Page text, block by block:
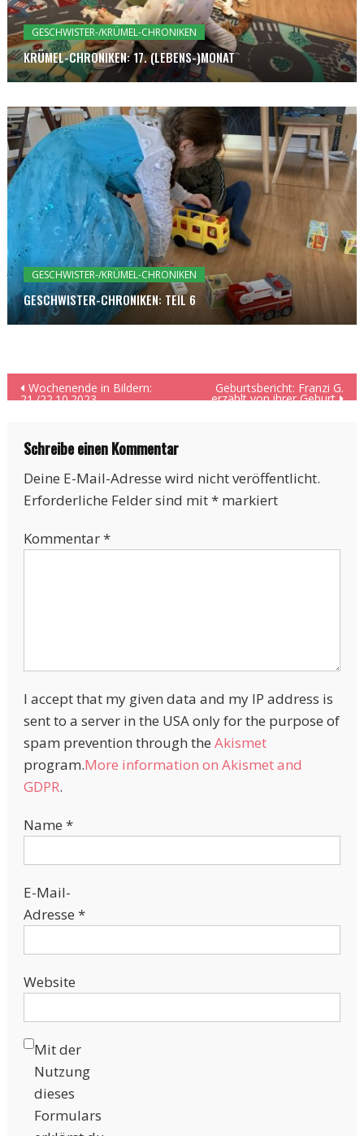
GESCHWISTER-/KRÜMEL-CHRONIKEN
KRÜMEL-CHRONIKEN: 17. (LEBENS-)MONAT
GESCHWISTER-/KRÜMEL-CHRONIKEN
GESCHWISTER-CHRONIKEN: TEIL 6
Beitragsnavigation
Wochenende in Bildern:
21./22.10.2023
Geburtsbericht: Franzi G.
erzählt von ihrer Geburt
Schreibe einen Kommentar
Deine E-Mail-Adresse wird nicht veröffentlicht.
Erforderliche Felder sind mit*markiert
Kommentar*
I accept that my given data and my IP address is
sent to a server in the USA only for the purpose of
spam prevention through the Akismet
program.More information on Akismet and
GDPR.
Name *
E-Mail-
Adresse *
Website
Mit der
Nutzung
dieses
Formulars